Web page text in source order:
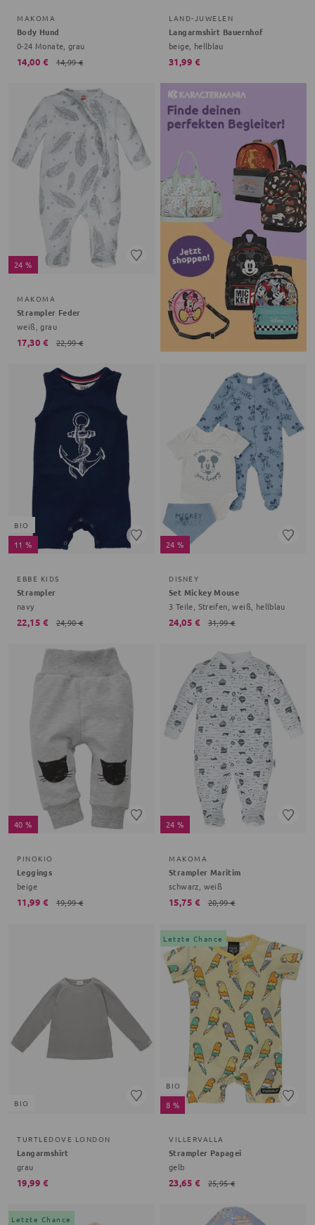
MAKOMA
Body Hund
0-24 Monate, grau
14,00 € 14,99 €
LAND-JUWELEN
Langarmshirt Bauernhof
beige, hellblau
31,99 €
24 %
MAKOMA
Strampler Feder
weiß, grau
17,30 € 22,99 €
BIO
11 %
EBBE KIDS
Strampler
navy
22,15 € 24,90 €
24 %
DISNEY
Set Mickey Mouse
3 Teile, Streifen, weiß, hellblau
24,05 € 31,99 €
40 %
PINOKIO
Leggings
beige
11,99 € 19,99 €
24 %
MAKOMA
Strampler Maritim
schwarz, weiß
15,75 € 20,99 €
BIO
TURTLEDOVE LONDON
Langarmshirt
grau
19,99 €
Letzte Chance
BIO
8 %
VILLERVALLA
Strampler Papagei
gelb
23,65 € 25,95 €
Letzte Chance